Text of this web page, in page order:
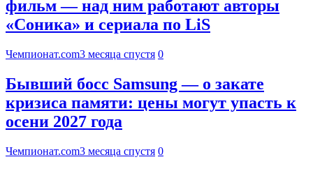
фильм — над ним работают авторы
«Соника» и сериала по LiS
Чемпионат.com3 месяца спустя 0
Бывший босс Samsung — о закате
кризиса памяти: цены могут упасть к
осени 2027 года
Чемпионат.com3 месяца спустя 0